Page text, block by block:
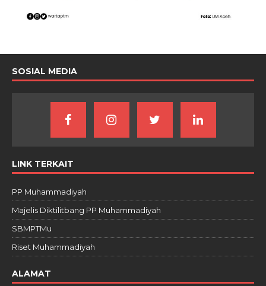
SOSIAL MEDIA
LINK TERKAIT
PP Muhammadiyah
Majelis Diktilitbang PP Muhammadiyah
SBMPTMu
Riset Muhammadiyah
ALAMAT